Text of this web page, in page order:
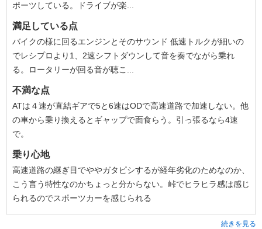
ポーツしている。ドライブが楽...
満足している点
バイクの様に回るエンジンとそのサウンド 低速トルクが細いの
でレシプロより1、2速シフトダウンして音を奏でながら乗れ
る。ロータリーが回る音が聴こ...
不満な点
ATは４速が直結ギアで5と6速はODで高速道路で加速しない。他
の車から乗り換えるとギャップで面食らう。引っ張るなら4速
で。
乗り心地
高速道路の継ぎ目でややガタピシするが経年劣化のためなのか、
こう言う特性なのかちょっと分からない。峠でヒラヒラ感は感じ
られるのでスポーツカーを感じられる
続きを見る